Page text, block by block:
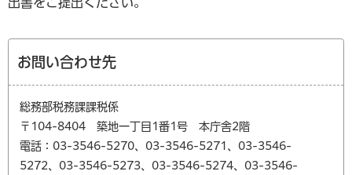
お問い合わせ先
総務部税務課課税係
〒104-8404 築地一丁目1番1号 本庁舎2階
電話：03-3546-5270、03-3546-5271、03-3546-
5272、03-3546-5273、03-3546-5274、03-3546-